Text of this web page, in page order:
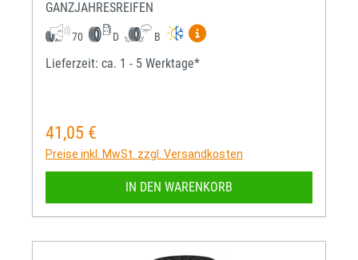
GANZJAHRESREIFEN
70 D B
Mehr Informationen zum
Lieferzeit: ca. 1 - 5 Werktage*
Regulärer Preis:
41,05 €
Preise inkl. MwSt. zzgl. Versandkosten
IN DEN WARENKORB